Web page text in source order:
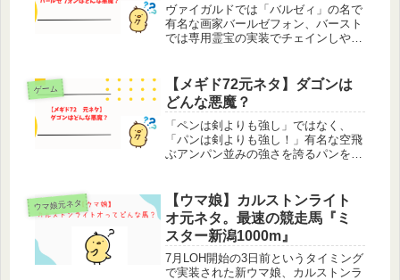
ヴァイガルドでは「バルゼィ」の名で
有名な画家バールゼフォン、バースト
では専用霊宝の実装でチェインしやす
ましたが。江戸っ子口調で自由を愛す
る風来坊というメギドの設定から、モ
チ...
ゲーム
【メギド72元ネタ】ダゴンは
どんな悪魔？
「ペンは剣よりも強し」ではなく、
「パンは剣よりも強し！」有名な空飛
ぶアンパン並みの強さを誇るパンを武
ュはシュークリームをモチーフとして
いるそうですが、うーん…見えなくも
ない...
ウマ娘元ネタ
【ウマ娘】カルストンライト
オ元ネタ。最速の競走馬『ミ
スター新潟1000m』
7月LOH開始の3日前というタイミング
で実装された新ウマ娘、カルストンラ